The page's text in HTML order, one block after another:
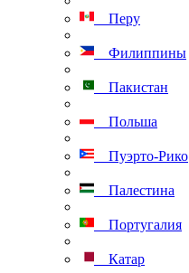
Перу
Филиппины
Пакистан
Польша
Пуэрто-Рико
Палестина
Португалия
Катар